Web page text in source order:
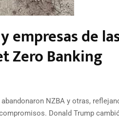
empresas de
Zero Banking
NZBA y otras,
Donald Trump